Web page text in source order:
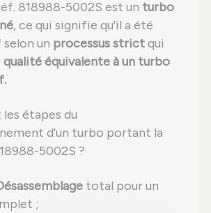
818988-5002S est un turbo
, ce qui signifie qu'il a été
un processus strictqui
qualité équivalente à un turbo
étapes du
d'un turbo portant la
5002S ?
total pour un
;